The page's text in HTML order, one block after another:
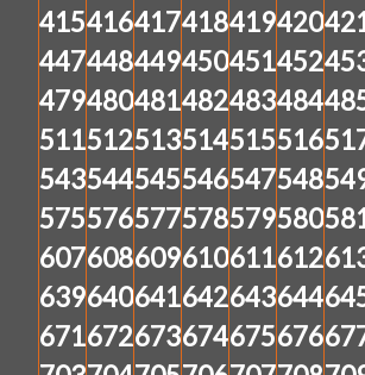
415416417418419420
447448449450451452
479480481482483484
511512513514515516
543544545546547548
575576577578579580
607608609610611612
639640641642643644
671672673674675676